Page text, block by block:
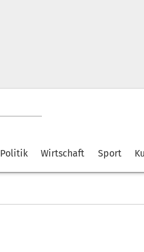
Politik Wirtschaft Sport